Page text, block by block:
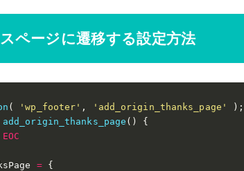
ページに遷移する設定方法
( 'wp_footer' , 'add_origin_thanks_page' ) ;
add_origin_thanks_page ( )
{
EOC
=
{